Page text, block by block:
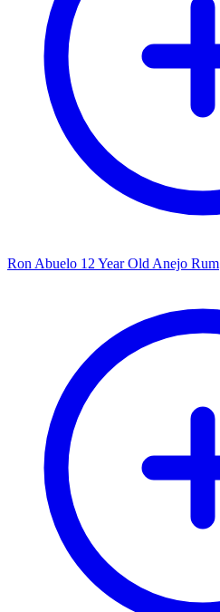
Ron Abuelo 12 Year Old Anejo Rum